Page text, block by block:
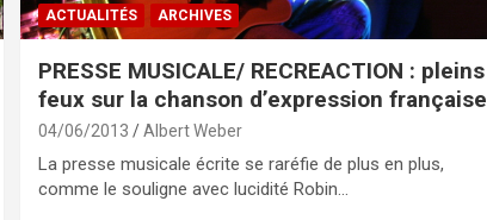
ACTUALITÉS ARCHIVES
PRESSE MUSICALE/ RECREACTION : pleins
feux sur la chanson d’expression française
04/06/2013 Albert Weber
La presse musicale écrite se raréfie de plus en plus,
comme le souligne avec lucidité Robin…